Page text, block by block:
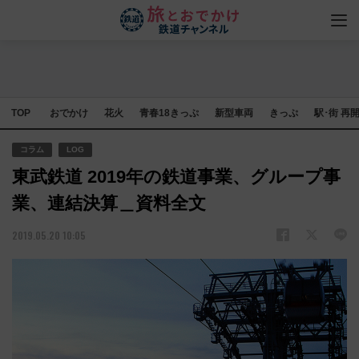
TOP おでかけ 花火 青春18きっぷ 新型車両 きっぷ 駅･街 再
コラム LOG
東武鉄道 2019年の鉄道事業、グループ事
業、連結決算＿資料全文
2019.05.20 10:05